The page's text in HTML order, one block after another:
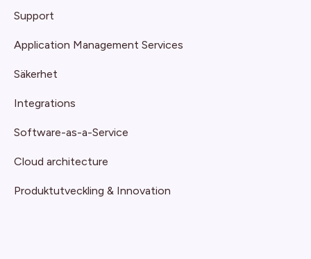
Support
Application Management Services
Säkerhet
Integrations
Software-as-a-Service
Cloud architecture
Produktutveckling & Innovation